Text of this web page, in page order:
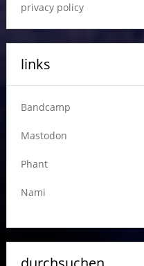
privacy policy
links
Bandcamp
Mastodon
Phant
Nami